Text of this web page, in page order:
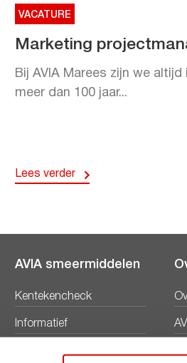
VACATURE
Marketing
Bij AVIA Marees zijn we
meer dan 100 jaar...
Lees verder
AVIA smeermiddelen
Kentekencheck
Informatief